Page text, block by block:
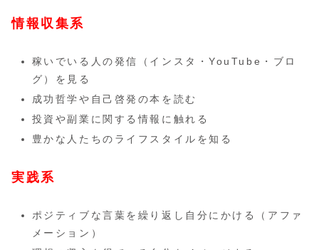
情報収集系
稼いでいる人の発信（インスタ・YouTube・ブロ
グ）を見る
成功哲学や自己啓発の本を読む
投資や副業に関する情報に触れる
豊かな人たちのライフスタイルを知る
実践系
ポジティブな言葉を繰り返し自分にかける（アファ
メーション）